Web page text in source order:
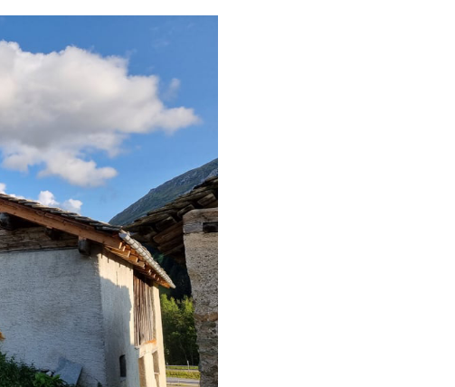
Musées européens de la céramique
Vidéos sur les céramiques
Musées et institutions en Suisse (y
compris les partenaires du projet)